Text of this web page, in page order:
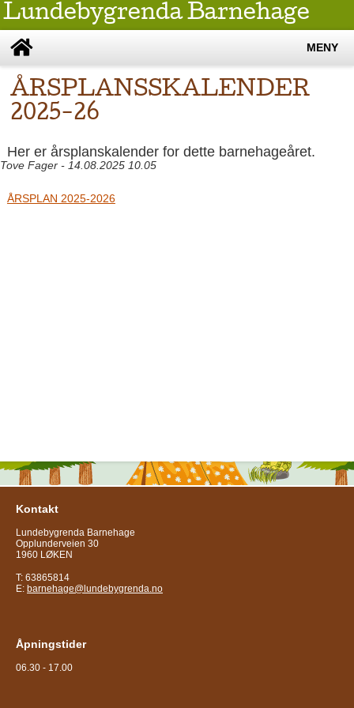
Lundebygrenda Barnehage
MENY
ÅRSPLANSSKALENDER
2025-26
Her er årsplanskalender for dette barnehageåret.
Tove Fager - 14.08.2025 10.05
ÅRSPLAN 2025-2026
Kontakt
Lundebygrenda Barnehage
Opplunderveien 30
1960 LØKEN
T: 63865814
E: barnehage@lundebygrenda.no
Åpningstider
06.30 - 17.00